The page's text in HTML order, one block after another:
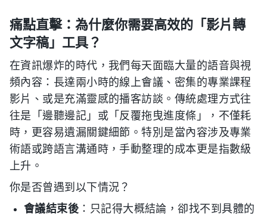
痛點直擊：為什麼你需要高效的「影片轉
文字稿」工具？
在資訊爆炸的時代，我們每天面臨大量的語音與視
頻內容：長達兩小時的線上會議、密集的專業課程
影片、或是充滿靈感的播客訪談。傳統處理方式往
往是「邊聽邊記」或「反覆拖曳進度條」，不僅耗
時，更容易遺漏關鍵細節。特別是當內容涉及專業
術語或跨語言溝通時，手動整理的成本更是指數級
上升。
你是否曾遇到以下情況？
會議結束後 ：只記得大概結論，卻找不到具體的